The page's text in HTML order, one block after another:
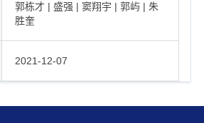
郭栋才 | 盛强 | 窦翔宇 | 郭屿 | 朱
胜奎
2021-12-07